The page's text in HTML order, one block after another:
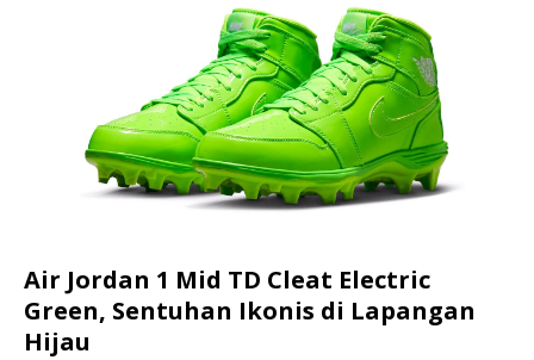
Air Jordan 1 Mid TD Cleat Electric
Green, Sentuhan Ikonis di Lapangan
Hijau